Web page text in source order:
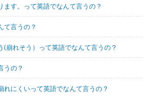
ます。って英語でなんて言うの？
て言うの？
(崩れそう）って英語でなんて言うの？
うの？
れにくいって英語でなんて言うの？